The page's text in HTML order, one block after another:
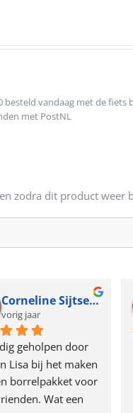
besteld vandaag met de fiets
met PostNL
zodra dit product weer
Corneline Sijtsema
vorig jaar
geholpen door
Lisa bij het maken
borrelpakket voor
Wat een